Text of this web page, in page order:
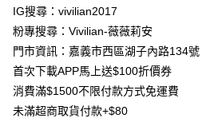
匯豐（台灣）商業銀行
聯邦商業銀行
元大商業銀行
永豐
台新國際商業銀行
台灣樂天信用卡公司
街口支付
悠遊付
Google Pay
大哥付你分期
IG搜尋：vivilian2017
粉專搜尋：Vivilian-薇薇莉安
門市資訊：嘉義市西區湖子內路134號
首次下載APP馬上送$100折價券
消費滿$1500不限付款方式免運費
未滿超商取貨付款+$80